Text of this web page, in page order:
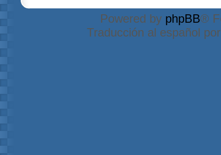
Powered by phpBB®
Traducción al español